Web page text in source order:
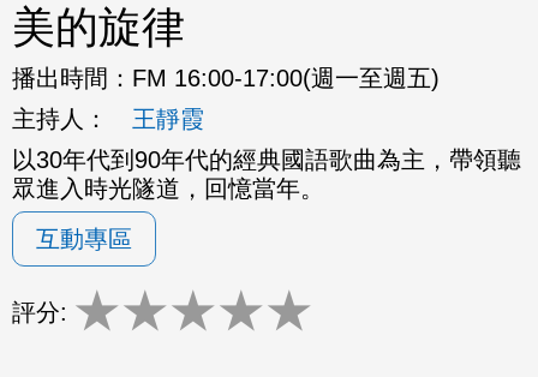
美的旋律
播出時間： FM 16:00-17:00(週一至週五)
主持人：
王靜霞
以30年代到90年代的經典國語歌曲為主，帶領聽
眾進入時光隧道，回憶當年。
互動專區
評分: ★★★★★